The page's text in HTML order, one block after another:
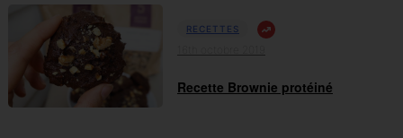
RECETTES
Recette Brownie protéiné